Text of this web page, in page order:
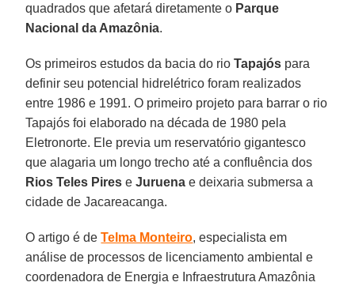
quadrados que afetará diretamente o Parque
Nacional da Amazônia.
Os primeiros estudos da bacia do rioTapajós para
definir seu potencial hidrelétrico foram realizados
entre 1986 e 1991. O primeiro projeto para barrar o rio
Tapajós foi elaborado na década de 1980 pela
Eletronorte. Ele previa um reservatório gigantesco
que alagaria um longo trecho até a confluência dos
Rios Teles Pires eJuruena e deixaria submersa a
cidade de Jacareacanga.
O artigo é deTelma Monteiro, especialista em
análise de processos de licenciamento ambiental e
coordenadora de Energia e Infraestrutura Amazônia